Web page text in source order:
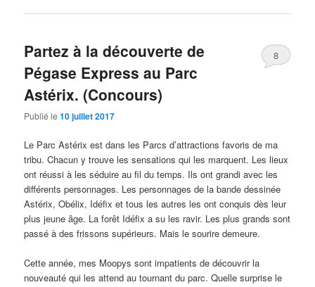
Partez à la découverte de
Pégase Express au Parc
Astérix. (Concours)
Publié le10 juillet 2017
8
Le Parc Astérix est dans les Parcs d’attractions favoris de ma
tribu. Chacun y trouve les sensations qui les marquent. Les lieux
ont réussi à les séduire au fil du temps. Ils ont grandi avec les
différents personnages. Les personnages de la bande dessinée
Astérix, Obélix, Idéfix et tous les autres les ont conquis dès leur
plus jeune âge. La forêt Idéfix a su les ravir. Les plus grands sont
passé à des frissons supérieurs. Mais le sourire demeure.
Cette année, mes Moopys sont impatients de découvrir la
nouveauté qui les attend au tournant du parc. Quelle surprise le